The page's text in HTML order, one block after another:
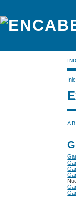
A B
G